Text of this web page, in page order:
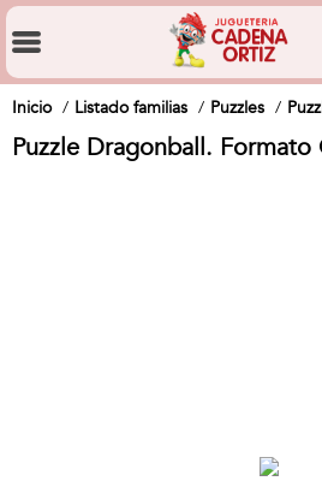
Inicio Listado familias Puzzles
Puzzle Dragonball. Formato